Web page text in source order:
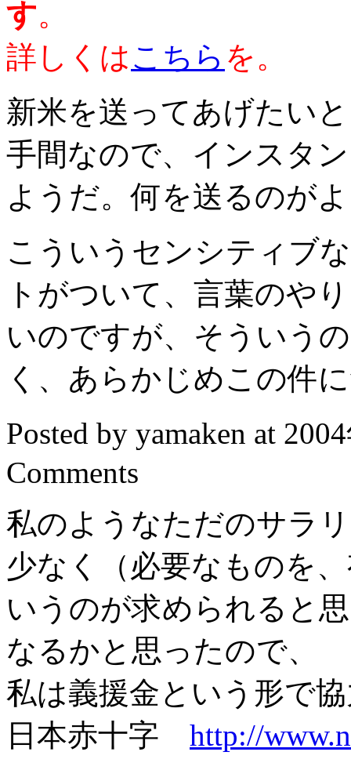
す。
詳しくはこちら を。
新米を送ってあげたい
手間なので、インスタ
ようだ。何を送るのが
こういうセンシティブ
トがついて、言葉のや
いのですが、そういう
く、あらかじめこの件
Posted by yamaken at
Comments
私のようなただのサラ
少なく（必要なものを
いうのが求められると
なるかと思ったので、
私は義援金という形で
日本赤十字 http://